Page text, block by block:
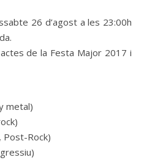
26 d’agost a les 23:00h
de la Festa Major 2017 i
metal)
Post-Rock)